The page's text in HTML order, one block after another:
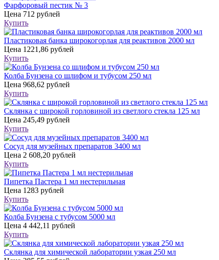
Фарфоровый пестик № 3
Цена 712 рублей
Купить
Пластиковая банка широкогорлая для реактивов 2000 мл
Цена 1221,86 рублей
Купить
Колба Бунзена со шлифом и тубусом 250 мл
Цена 968,62 рублей
Купить
Склянка с широкой горловиной из светлого стекла 125 мл
Цена 245,49 рублей
Купить
Сосуд для музейных препаратов 3400 мл
Цена 2 608,20 рублей
Купить
Пипетка Пастера 1 мл нестерильная
Цена 1283 рублей
Купить
Колба Бунзена с тубусом 5000 мл
Цена 4 442,11 рублей
Купить
Склянка для химической лаборатории узкая 250 мл